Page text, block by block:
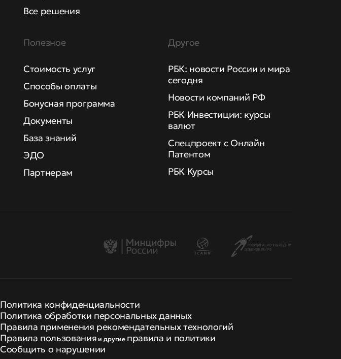
Все решения
Полезное
Стоимость услуг
Способы оплаты
Бонусная программа
Документы
База знаний
ЭДО
Партнерам
Другое
РБК: новости России и мира
сегодня
Новости компаний РФ
РБК Инвестиции: курсы
валют
Спецпроект с Онлайн
Патентом
РБК Курсы
Политика конфиденциальности
Политика обработки персональных данных
Правила применения рекомендательных технологий
Правила пользования и другие правила и политики
Сообщить о нарушении